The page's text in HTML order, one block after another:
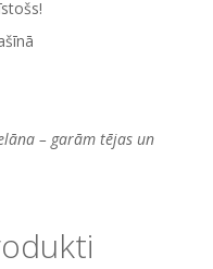
– garām tējas un